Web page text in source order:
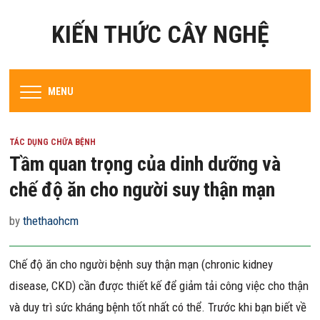
KIẾN THỨC CÂY NGHỆ
MENU
TÁC DỤNG CHỮA BỆNH
Tầm quan trọng của dinh dưỡng và
chế độ ăn cho người suy thận mạn
bythethaohcm
Chế độ ăn cho người bệnh suy thận mạn (chronic kidney
disease, CKD) cần được thiết kế để giảm tải công việc cho thận
và duy trì sức kháng bệnh tốt nhất có thể. Trước khi bạn biết về